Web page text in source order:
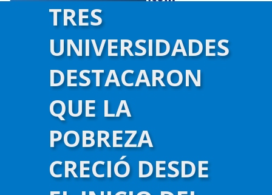
TRES
UNIVERSIDADES
DESTACARON
QUE LA
POBREZA
CRECIÓ DESDE